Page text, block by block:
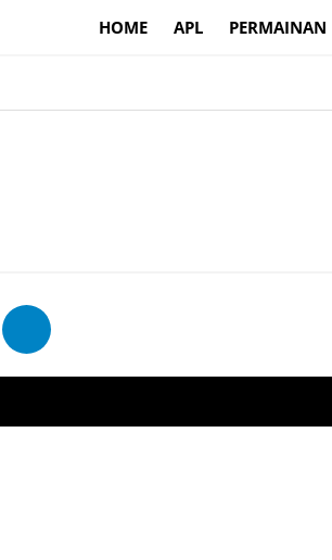
HOME APL PERMAINAN